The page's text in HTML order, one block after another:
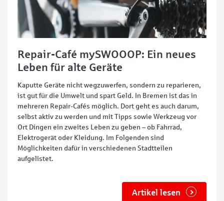
Repair-Café mySWOOOP: Ein neues
Leben für alte Geräte
Kaputte Geräte nicht wegzuwerfen, sondern zu reparieren,
ist gut für die Umwelt und spart Geld. In Bremen ist das in
mehreren Repair-Cafés möglich. Dort geht es auch darum,
selbst aktiv zu werden und mit Tipps sowie Werkzeug vor
Ort Dingen ein zweites Leben zu geben – ob Fahrrad,
Elektrogerät oder Kleidung. Im Folgenden sind
Möglichkeiten dafür in verschiedenen Stadtteilen
aufgelistet.
Artikel lesen